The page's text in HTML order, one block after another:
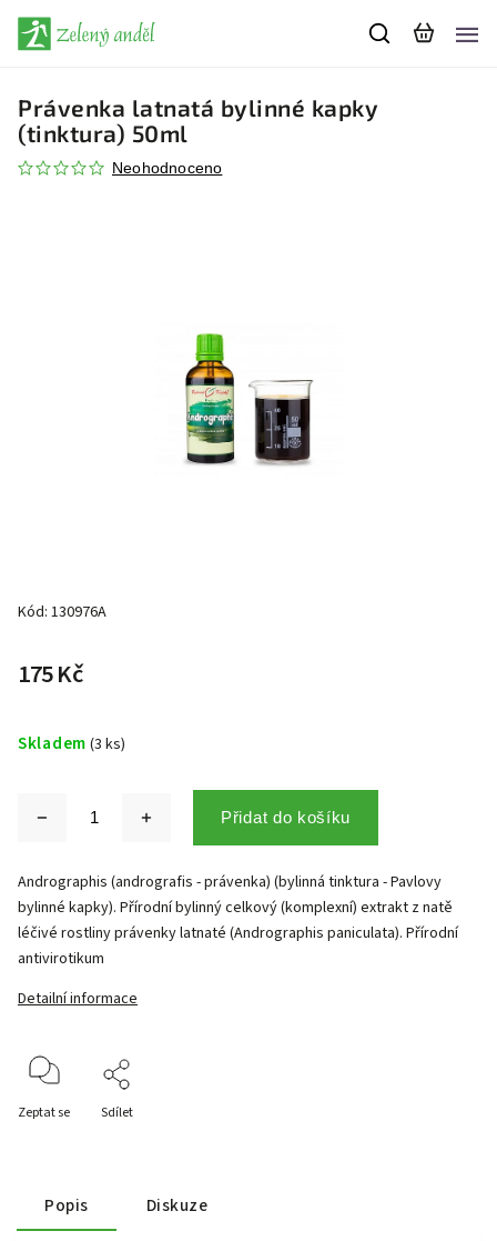
Právenka latnatá bylinné kapky
(tinktura) 50ml
Neohodnoceno
Kód: 130976A
175 Kč
Skladem (3 ks)
Přidat do košíku
Andrographis (andrografis - právenka) (bylinná tinktura - Pavlovy
bylinné kapky). Přírodní bylinný celkový (komplexní) extrakt z natě
léčivé rostliny právenky latnaté (Andrographis paniculata). Přírodní
antivirotikum
Detailní informace
Zeptat se Sdílet
Popis Diskuze